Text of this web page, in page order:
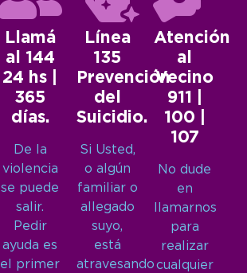
Llamá
al 144
24 hs |
365
días.
De la
violencia
se puede
salir.
Pedir
ayuda es
el primer
Línea
135
Prevención
del
Suicidio.
Si Usted,
o algún
familiar o
allegado
suyo,
está
atravesando
Atención
al
Vecino
911 |
100 |
107
No dude
en
llamarnos
para
realizar
cualquier